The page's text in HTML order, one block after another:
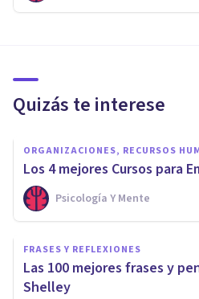
Quizás te interese
ORGANIZACIONES, RECURSOS
Los 4 mejores Cursos para
Psicología Y Mente
FRASES Y REFLEXIONES
Las 100 mejores frases y
Shelley